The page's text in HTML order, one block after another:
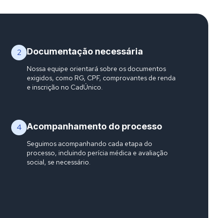
2 Documentação necessária
Nossa equipe orientará sobre os documentos
exigidos, como RG, CPF, comprovantes de renda
e inscrição no CadÚnico.
4 Acompanhamento do processo
Seguimos acompanhando cada etapa do
processo, incluindo perícia médica e avaliação
social, se necessário.